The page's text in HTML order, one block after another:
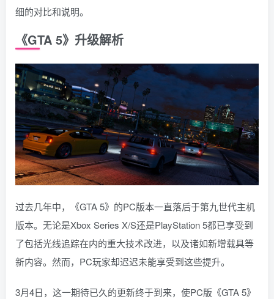
细的对比和说明。
《GTA 5》升级解析
过去几年中，《GTA 5》的PC版本一直落后于第九世代主机
版本。无论是Xbox Series X/S还是PlayStation 5都已享受到
了包括光线追踪在内的重大技术改进，以及诸如新增载具等
新内容。然而，PC玩家却迟迟未能享受到这些提升。
3月4日，这一期待已久的更新终于到来，使PC版《GTA 5》